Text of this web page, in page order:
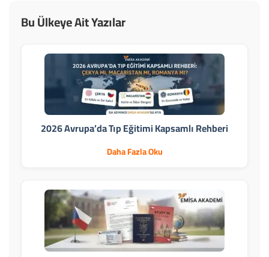
Bu Ülkeye Ait Yazılar
2026 Avrupa’da Tıp Eğitimi Kapsamlı Rehberi
Daha Fazla Oku